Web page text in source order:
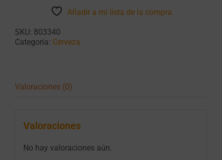
24
botellines
33
cl.
Añadir a mi lista de la compra
SKU: 803340
Categoría: Cerveza
Valoraciones (0)
Valoraciones
No hay valoraciones aún.